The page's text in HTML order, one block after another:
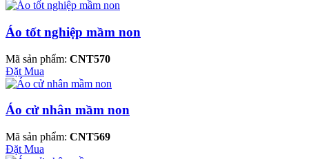
Áo tốt nghiệp mầm non
Mã sản phẩm: CNT570
Đặt Mua
Áo cử nhân mầm non
Mã sản phẩm: CNT569
Đặt Mua